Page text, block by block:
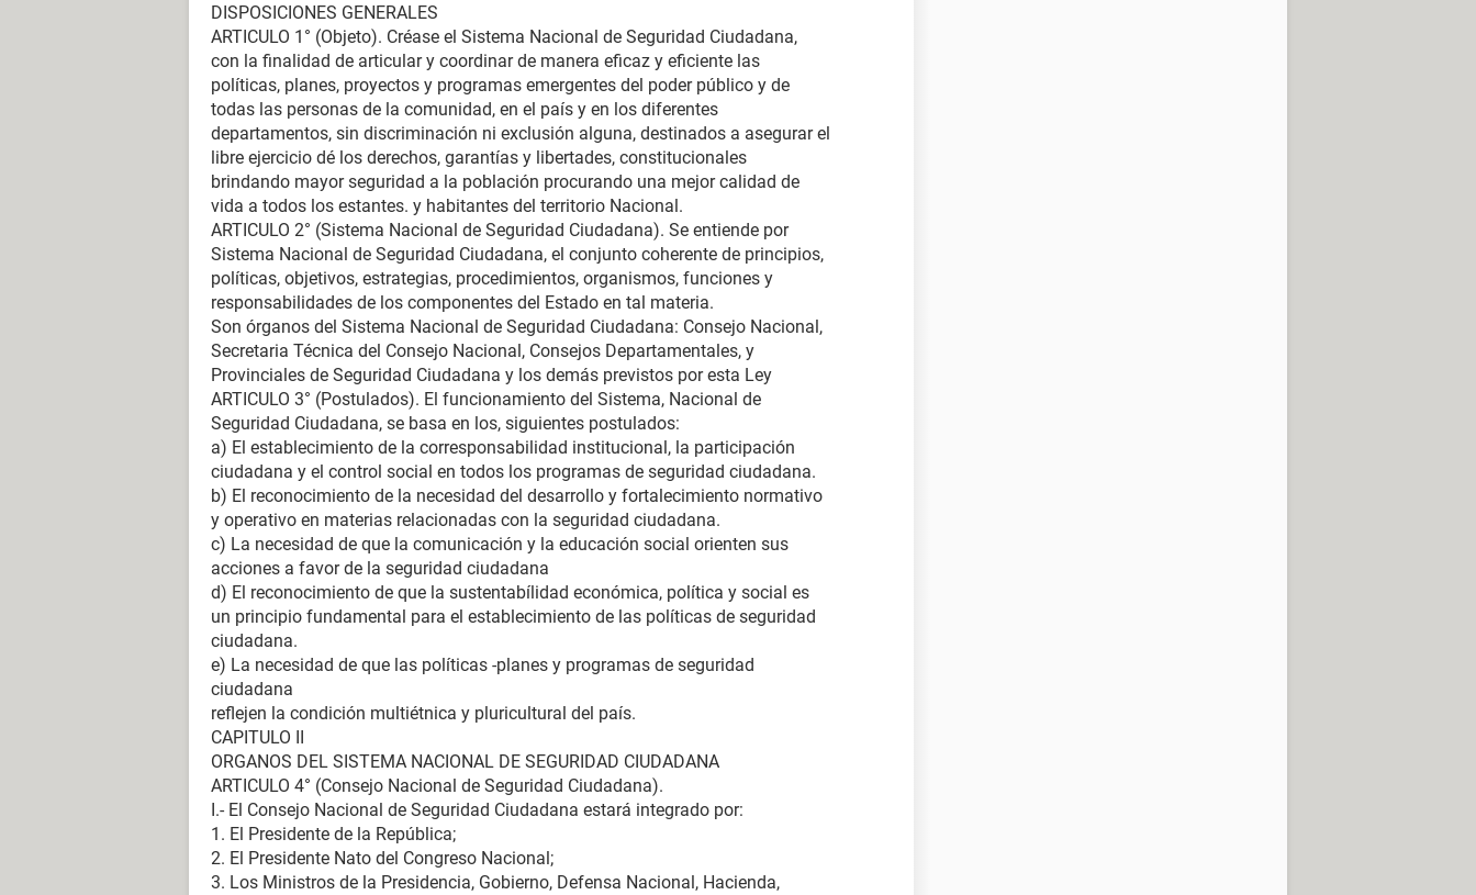
DISPOSICIONES GENERALES
ARTICULO 1° (Objeto). Créase el Sistema Nacional de Seguridad Ciudadana,
con la finalidad de articular y coordinar de manera eficaz y eficiente las
políticas, planes, proyectos y programas emergentes del poder público y de
todas las personas de la comunidad, en el país y en los diferentes
departamentos, sin discriminación ni exclusión alguna, destinados a asegurar el
libre ejercicio dé los derechos, garantías y libertades, constitucionales
brindando mayor seguridad a la población procurando una mejor calidad de
vida a todos los estantes. y habitantes del territorio Nacional.
ARTICULO 2° (Sistema Nacional de Seguridad Ciudadana). Se entiende por
Sistema Nacional de Seguridad Ciudadana, el conjunto coherente de principios,
políticas, objetivos, estrategias, procedimientos, organismos, funciones y
responsabilidades de los componentes del Estado en tal materia.
Son órganos del Sistema Nacional de Seguridad Ciudadana: Consejo Nacional,
Secretaria Técnica del Consejo Nacional, Consejos Departamentales, y
Provinciales de Seguridad Ciudadana y los demás previstos por esta Ley
ARTICULO 3° (Postulados). El funcionamiento del Sistema, Nacional de
Seguridad Ciudadana, se basa en los, siguientes postulados:
a) El establecimiento de la corresponsabilidad institucional, la participación
ciudadana y el control social en todos los programas de seguridad ciudadana.
b) El reconocimiento de la necesidad del desarrollo y fortalecimiento normativo
y operativo en materias relacionadas con la seguridad ciudadana.
c) La necesidad de que la comunicación y la educación social orienten sus
acciones a favor de la seguridad ciudadana
d) El reconocimiento de que la sustentabílidad económica, política y social es
un principio fundamental para el establecimiento de las políticas de seguridad
ciudadana.
e) La necesidad de que las políticas -planes y programas de seguridad
ciudadana
reflejen la condición multiétnica y pluricultural del país.
CAPITULO II
ORGANOS DEL SISTEMA NACIONAL DE SEGURIDAD CIUDADANA
ARTICULO 4° (Consejo Nacional de Seguridad Ciudadana).
I.- El Consejo Nacional de Seguridad Ciudadana estará integrado por:
1. El Presidente de la República;
2. El Presidente Nato del Congreso Nacional;
3. Los Ministros de la Presidencia, Gobierno, Defensa Nacional, Hacienda,